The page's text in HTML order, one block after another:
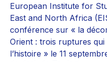
European Institute for
East and North Africa
conférence sur « la
Orient : trois ruptures
l’histoire » le 11